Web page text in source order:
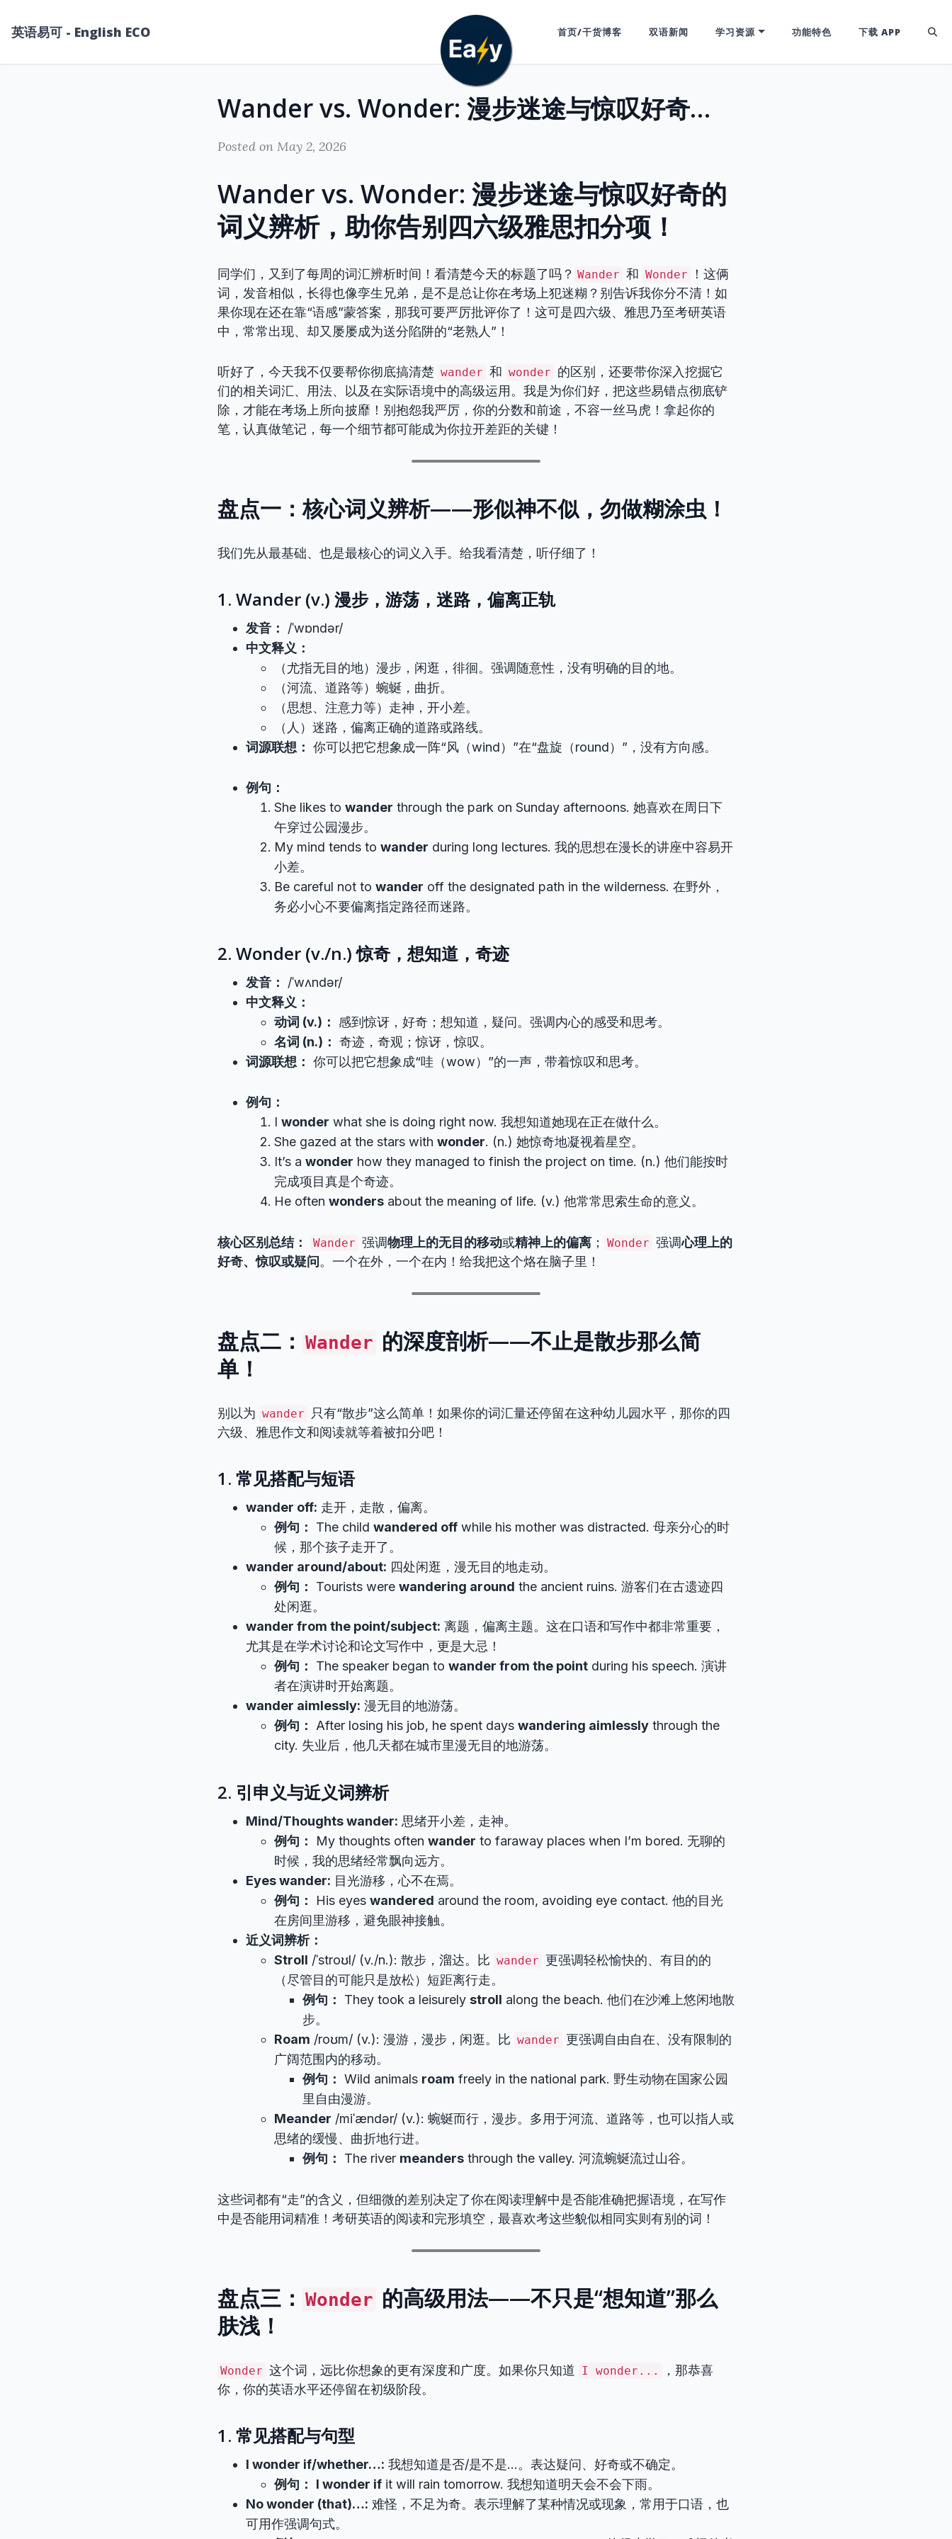
英语易可 - English ECO 首页/干货博客 双语新闻 学习资源 功能特色 下载 APP
Wander vs. Wonder: 漫步迷途与惊叹好奇的词义辨析，助你告别四六级雅思扣分项！
Posted on May 2, 2026
Wander vs. Wonder: 漫步迷途与惊叹好奇的
词义辨析，助你告别四六级雅思扣分项！
同学们，又到了每周的词汇辨析时间！看清楚今天的标题了吗？ Wander 和 Wonder
！这俩
词，发音相似，长得也像孪生兄弟，是不是总让你在考场上犯迷糊？别告诉我你分不清！如
果你现在还在靠“语感”蒙答案，那我可要严厉批评你了！这可是四六级、雅思乃至考研英语
中，常常出现、却又屡屡成为送分陷阱的“老熟人”！
听好了，今天我不仅要帮你彻底搞清楚 wander 和 wonder 的区别，还要带你深入挖掘它
们的相关词汇、用法、以及在实际语境中的高级运用。我是为你们好，把这些易错点彻底铲
除，才能在考场上所向披靡！别抱怨我严厉，你的分数和前途，不容一丝马虎！拿起你的
笔，认真做笔记，每一个细节都可能成为你拉开差距的关键！
盘点一：核心词义辨析——形似神不似，勿做糊涂虫！
我们先从最基础、也是最核心的词义入手。给我看清楚，听仔细了！
1. Wander (v.) 漫步，游荡，迷路，偏离正轨
发音：
/ˈwɒndər/
中文释义：
（尤指无目的地）漫步，闲逛，徘徊。强调随意性，没有明确的目的地。
（河流、道路等）蜿蜒，曲折。
（思想、注意力等）走神，开小差。
（人）迷路，偏离正确的道路或路线。
词源联想： 你可以把它想象成一阵“风（wind）”在“盘旋（round）”，没有方向感。
例句：
She likes to wander through the park on Sunday afternoons. 她喜欢在周日下
午穿过公园漫步。
My mind tends to wander during long lectures. 我的思想在漫长的讲座中容易开
小差。
Be careful not to wander off the designated path in the wilderness. 在野外，
务必小心不要偏离指定路径而迷路。
2. Wonder (v./n.) 惊奇，想知道，奇迹
发音：
/ˈwʌndər/
中文释义：
动词 (v.)：
感到惊讶，好奇；想知道，疑问。强调内心的感受和思考。
名词 (n.)： 奇迹，奇观；惊讶，惊叹。
词源联想： 你可以把它想象成“哇（wow）”的一声，带着惊叹和思考。
例句：
I wonder what she is doing right now. 我想知道她现在正在做什么。
She gazed at the stars with wonder. (n.) 她惊奇地凝视着星空。
It’s a wonder how they managed to finish the project on time. (n.) 他们能按时
完成项目真是个奇迹。
He often wonders about the meaning of life. (v.) 他常常思索生命的意义。
核心区别总结： Wander 强调物理上的无目的移动或精神上的偏离 ； Wonder 强调心理上的
好奇、惊叹或疑问。一个在外，一个在内！给我把这个烙在脑子里！
盘点二： Wander 的深度剖析——不止是散步那么简
单！
别以为 wander
只有“散步”这么简单！如果你的词汇量还停留在这种幼儿园水平，那你的四
六级、雅思作文和阅读就等着被扣分吧！
1. 常见搭配与短语
wander off: 走开，走散，偏离。
例句：
The child wandered off while his mother was distracted. 母亲分心的时
候，那个孩子走开了。
wander around/about: 四处闲逛，漫无目的地走动。
例句：
Tourists were wandering around the ancient ruins. 游客们在古遗迹四
处闲逛。
wander from the point/subject: 离题，偏离主题。这在口语和写作中都非常重要，
尤其是在学术讨论和论文写作中，更是大忌！
例句：
The speaker began to wander from the point during his speech. 演讲
者在演讲时开始离题。
wander aimlessly: 漫无目的地游荡。
例句：
After losing his job, he spent days wandering aimlessly through the
city. 失业后，他几天都在城市里漫无目的地游荡。
2. 引申义与近义词辨析
Mind/Thoughts wander: 思绪开小差，走神。
例句：
My thoughts often wander to faraway places when I’m bored. 无聊的
时候，我的思绪经常飘向远方。
Eyes wander: 目光游移，心不在焉。
例句：
His eyes wandered around the room, avoiding eye contact. 他的目光
在房间里游移，避免眼神接触。
近义词辨析：
Stroll /ˈstroʊl/ (v./n.): 散步，溜达。比 wander 更强调轻松愉快的、有目的的
（尽管目的可能只是放松）短距离行走。
例句：
They took a leisurely stroll along the beach. 他们在沙滩上悠闲地散
步。
Roam /roʊm/ (v.): 漫游，漫步，闲逛。比 wander 更强调自由自在、没有限制的
广阔范围内的移动。
例句： Wild animals roam freely in the national park. 野生动物在国家公园
里自由漫游。
Meander /miˈændər/ (v.): 蜿蜒而行，漫步。多用于河流、道路等，也可以指人或
思绪的缓慢、曲折地行进。
例句：
The river meanders through the valley. 河流蜿蜒流过山谷。
这些词都有“走”的含义，但细微的差别决定了你在阅读理解中是否能准确把握语境，在写作
中是否能用词精准！考研英语的阅读和完形填空，最喜欢考这些貌似相同实则有别的词！
盘点三： Wonder 的高级用法——不只是“想知道”那么
肤浅！
Wonder 这个词，远比你想象的更有深度和广度。如果你只知道 I wonder...
，那恭喜
你，你的英语水平还停留在初级阶段。
1. 常见搭配与句型
I wonder if/whether…: 我想知道是否/是不是…。表达疑问、好奇或不确定。
例句：
I wonder if it will rain tomorrow. 我想知道明天会不会下雨。
No wonder (that)…: 难怪，不足为奇。表示理解了某种情况或现象，常用于口语，也
可用作强调句式。